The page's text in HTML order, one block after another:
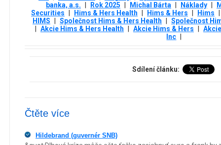
banka, a.s.
Rok 2025 Michal Bárta Náklady
Securities
Hims & Hers Health Hims & Hers Hims
HIMS
Společnost Hims & Hers Health
Společnost
Akcie Hims & Hers Health Akcie Hims & Hers
Inc
Sdílení článku:
Čtěte více
Hildebrand (guvernér SNB)